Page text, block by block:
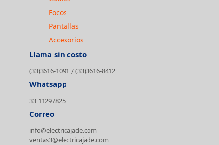
Focos
Pantallas
Accesorios
Llama sin costo
(33)3616-1091 / (33)3616-8412
Whatsapp
33 11297825
Correo
info@electricajade.com
ventas3@electricajade.com